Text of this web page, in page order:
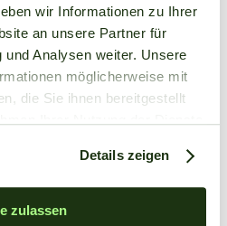
wir Informationen zu Ihrer
an unsere Partner für
Analysen weiter. Unsere
möglicherweise mit
die Sie ihnen bereitgestellt
Details zeigen
zulassen